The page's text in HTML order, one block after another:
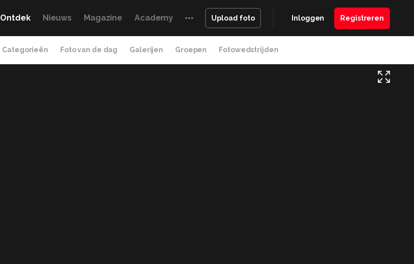
Ontdek Nieuws Magazine Academy Upload foto Inloggen Registreren
Categorieën Foto van de dag Galerijen Groepen Fotowedstrijden